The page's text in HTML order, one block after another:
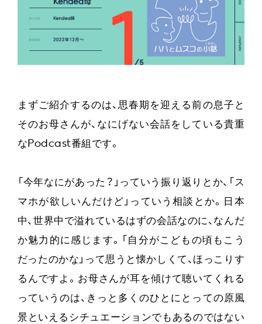
まずご紹介するのは、思春期を迎える前の息子と
そのお母さんが、なにげない会話をしている貴重
なPodcast番組です。
「今年なにがあった？」っていう振り返りとか、「ス
マホが欲しいんだけど」っていう相談とか。日本
中、世界中で溢れているはずの会話なのに、なんだ
か魅力的に感じます。「自分がこどもの頃もこう
だったのかな」って思うと懐かしくて、ほっこりす
るんですよ。お母さんが耳を傾けて聴いてくれる
っていうのは、きっと多くのひとにとっての原風
景といえるシチュエーションでもあるのではない